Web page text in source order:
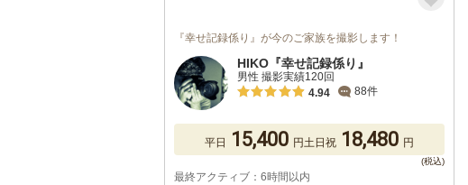
『幸せ記録係り』が今のご家族を撮影します！
HIKO『幸せ記録係り』
男性 撮影実績120回
4.94
88件
平日 15,400 円土日祝 18,480 円
最終アクティブ：6時間以内